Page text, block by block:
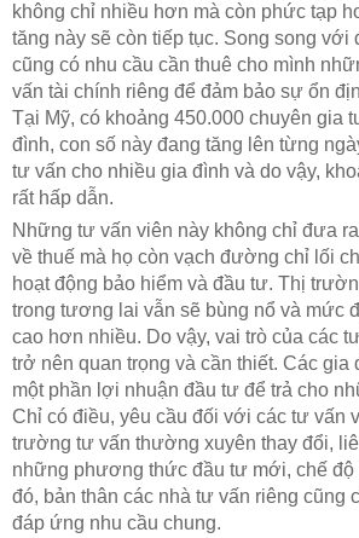
không chỉ nhiều hơn mà còn phức tạp
tăng này sẽ còn tiếp tục. Song song với
cũng có nhu cầu cần thuê cho mình
vấn tài chính riêng để đảm bảo sự ổn
Tại Mỹ, có khoảng 450.000 chuyên gia
đình, con số này đang tăng lên từng
tư vấn cho nhiều gia đình và do vậy,
rất hấp dẫn.
Những tư vấn viên này không chỉ đưa
về thuế mà họ còn vạch đường chỉ lối
hoạt động bảo hiểm và đầu tư. Thị
trong tương lai vẫn sẽ bùng nổ và mức
cao hơn nhiều. Do vậy, vai trò của các
trở nên quan trọng và cần thiết. Các gia
một phần lợi nhuận đầu tư để trả cho
Chỉ có điều, yêu cầu đối với các tư vấn
trường tư vấn thường xuyên thay đổi,
những phương thức đầu tư mới, chế độ
đó, bản thân các nhà tư vấn riêng cũng
đáp ứng nhu cầu chung.